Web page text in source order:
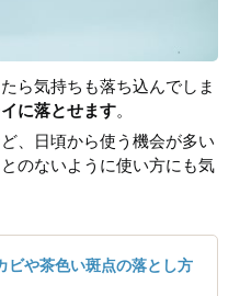
ら気持ちも落ち込んでしま
に落とせます。
、日頃から使う機会が多い
のないように使い方にも気
ビや茶色い斑点の落とし方